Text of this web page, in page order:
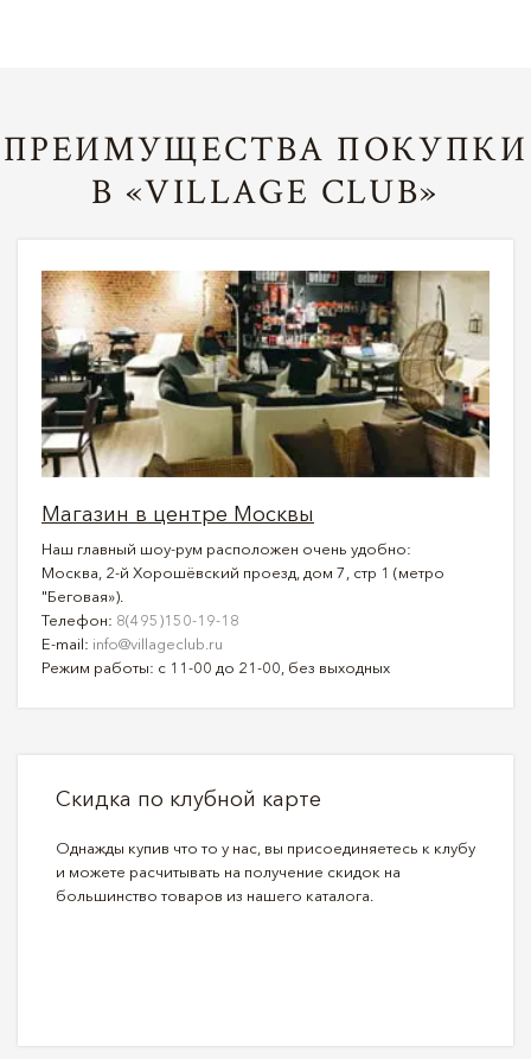
ПРЕИМУЩЕСТВА ПОКУПКИ
В «VILLAGE CLUB»
Магазин в центре Москвы
Наш главный шоу-рум расположен очень удобно:
Москва, 2-й Хорошёвский проезд, дом 7, стр 1 (метро
"Беговая»).
Телефон: 8(495)150-19-18
E-mail: info@villageclub.ru
Режим работы: с 11-00 до 21-00, без выходных
Скидка по клубной карте
Однажды купив что то у нас, вы присоединяетесь к клубу
и можете расчитывать на получение скидок на
большинство товаров из нашего каталога.